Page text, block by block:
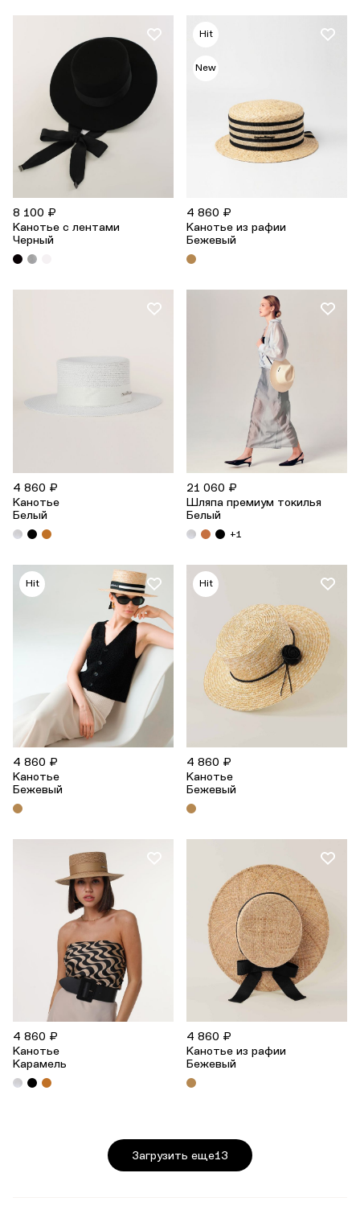
8 100 ₽
Канотье с лентами
Черный
Hit
New
4 860 ₽
Канотье из рафии
Бежевый
4 860 ₽
Канотье
Белый
21 060 ₽
Шляпа премиум токилья
Белый
+1
Hit
4 860 ₽
Канотье
Бежевый
Hit
4 860 ₽
Канотье
Бежевый
4 860 ₽
Канотье
Карамель
4 860 ₽
Канотье из рафии
Бежевый
Загрузить еще13